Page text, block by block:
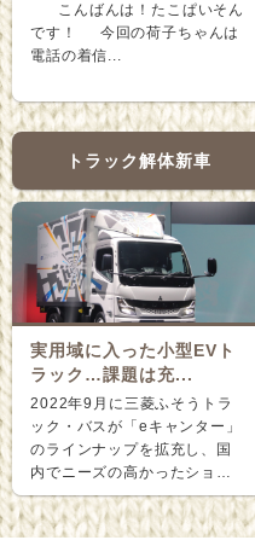
こんばんは！たこぱいそん
です！ 今回の荷子ちゃんは
電話の着信...
トラック解体新車
実用域に入った小型EVト
ラック…課題は充...
2022年9月に三菱ふそうトラ
ック・バスが「eキャンター」
のラインナップを拡充し、国
内でニーズの高かったショー
ト＆ナローボディ（G...